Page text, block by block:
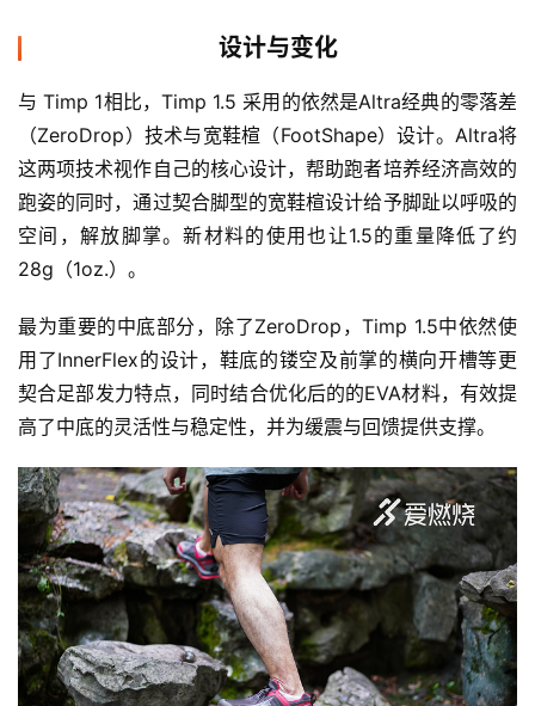
设计与变化
与 Timp 1相比，Timp 1.5 采用的依然是Altra经典的零落差
（ZeroDrop）技术与宽鞋楦（FootShape）设计。Altra将
这两项技术视作自己的核心设计，帮助跑者培养经济高效的
跑姿的同时，通过契合脚型的宽鞋楦设计给予脚趾以呼吸的
空间，解放脚掌。新材料的使用也让1.5的重量降低了约
28g（1oz.）。
最为重要的中底部分，除了ZeroDrop，Timp 1.5中依然使
用了InnerFlex的设计，鞋底的镂空及前掌的横向开槽等更
契合足部发力特点，同时结合优化后的的EVA材料，有效提
高了中底的灵活性与稳定性，并为缓震与回馈提供支撑。